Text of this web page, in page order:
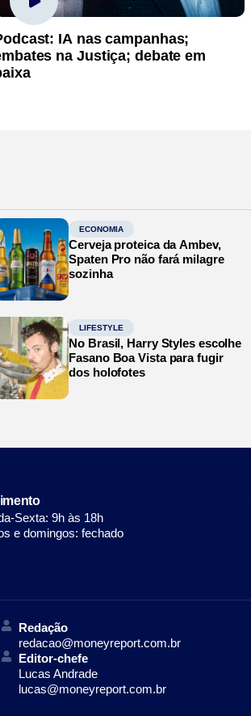
IA nas campanhas;
na Justiça; debate em
ECONOMIA
Cerveja proteica da Ambev,
Spaten Pro não fará milagre
sozinha
LIFESTYLE
No Brasil, Harry Styles escolhe
Fasano Boa Vista para fugir
dos holofotes
Sexta: 9h às 18h
e domingos: fechado
Redação
redacao@moneyreport.com.br
Editor-chefe
Lucas Andrade
lucas@moneyreport.com.br